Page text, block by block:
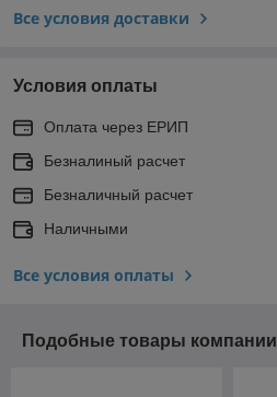
Все условия доставки
Условия оплаты
Оплата через ЕРИП
Безналиный расчет
Безналичный расчет
Наличными
Все условия оплаты
Подобные товары компании